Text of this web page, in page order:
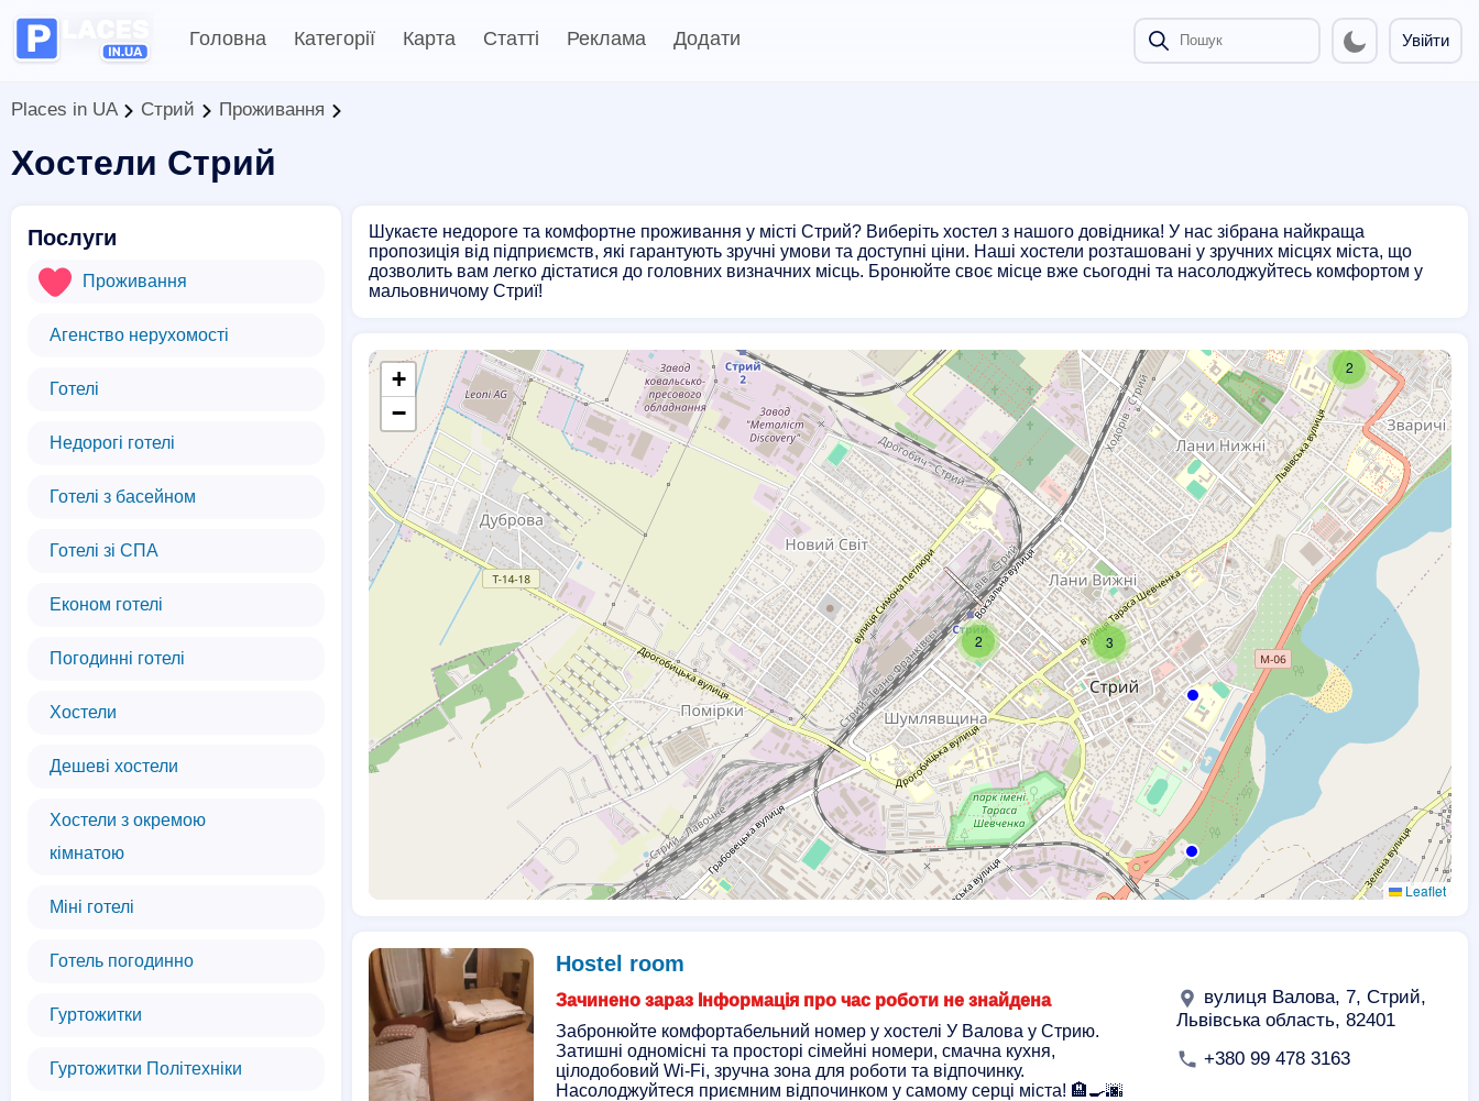
Головна Категорії Карта Статті Реклама Додати Увійти
Places in UA Стрий Проживання
Хостели Стрий
Послуги
Проживання
Агенство нерухомості
Готелі
Недорогі готелі
Готелі з басейном
Готелі зі СПА
Економ готелі
Погодинні готелі
Хостели
Дешеві хостели
Хостели з окремою
кімнатою
Міні готелі
Готель погодинно
Гуртожитки
Гуртожитки Політехніки
Шукаєте недороге та комфортне проживання у місті Стрий? Виберіть хостел з нашого довідника! У нас зібрана найкраща
пропозиція від підприємств, які гарантують зручні умови та доступні ціни. Наші хостели розташовані у зручних місцях міста, що
дозволить вам легко дістатися до головних визначних місць. Бронюйте своє місце вже сьогодні та насолоджуйтесь комфортом у
мальовничому Стриї!
2
2 3
+
−
Leaflet
Hostel room
Зачинено зараз Інформація про час роботи не знайдена
Забронюйте комфортабельний номер у хостелі У Валова у Стрию.
Затишні одномісні та просторі сімейні номери, смачна кухня,
цілодобовий Wi-Fi, зручна зона для роботи та відпочинку.
Насолоджуйтеся приємним відпочинком у самому серці міста! 🏨🍳🌆
вулиця Валова, 7, Стрий,
Львівська область, 82401
+380 99 478 3163